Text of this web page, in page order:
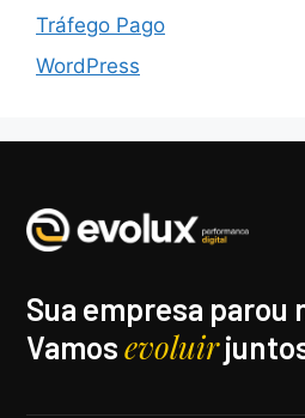
Tráfego Pago
WordPress
Sua empresa parou
Vamosevoluir